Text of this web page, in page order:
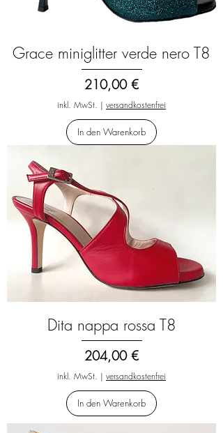
Grace miniglitter verde nero T8
Preis
210,00 €
inkl. MwSt. | versandkostenfrei
In den Warenkorb
Dita nappa rossa T8
Preis
204,00 €
inkl. MwSt. | versandkostenfrei
In den Warenkorb